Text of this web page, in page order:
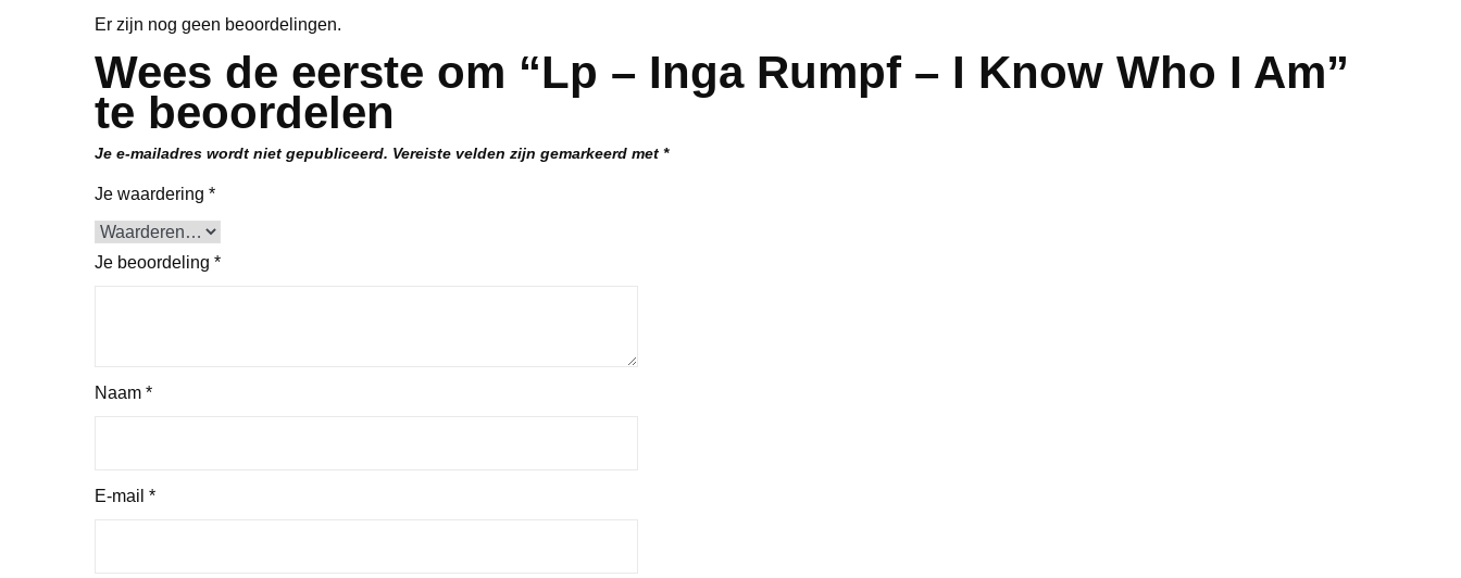
Er zijn nog geen beoordelingen.
Wees de eerste om “Lp – Inga Rumpf – I Know Who I Am”
te beoordelen
Je e-mailadres wordt niet gepubliceerd. Vereiste velden zijn gemarkeerd met *
Je waardering *
Je beoordeling *
Naam *
E-mail *